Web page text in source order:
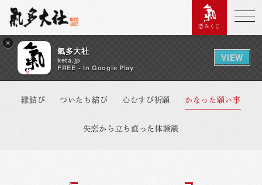
×
氣多大社
keta.jp
FREE - In Google Play
VIEW
恋みくじ
縁結び ついたち結び 心むすび祈願 かなった願い事
失恋から立ち直った体験談